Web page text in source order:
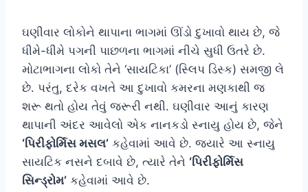
ઘણીવાર લોકોને થાપાના ભાગમાં ઊંડો દુખાવો થાય છે, જે
ધીમે-ધીમે પગની પાછળના ભાગમાં નીચે સુધી ઉતરે છે.
મોટાભાગના લોકો તેને ‘સાયટિકા’ (સ્લિપ ડિસ્ક) સમજી લે
છે. પરંતુ, દરેક વખતે આ દુખાવો કમરના મણકાથી જ
શરૂ થતો હોય તેવું જરૂરી નથી. ઘણીવાર આનું કારણ
થાપાની અંદર આવેલો એક નાનકડો સ્નાયુ હોય છે, જેને
‘પિરીફોર્મિસ મસલ’ કહેવામાં આવે છે. જ્યારે આ સ્નાયુ
સાયટિક નસને દબાવે છે, ત્યારે તેને ‘પિરીફોર્મિસ
સિન્ડ્રોમ’ કહેવામાં આવે છે.